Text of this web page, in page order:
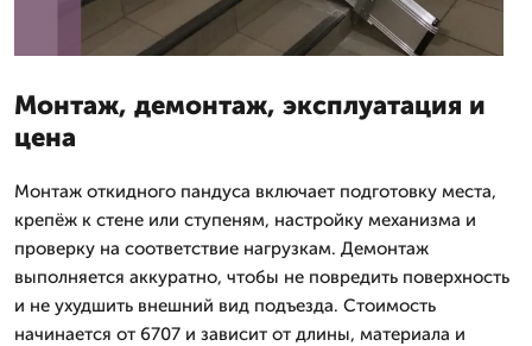
Монтаж, демонтаж, эксплуатация и
цена
Монтаж откидного пандуса включает подготовку места,
крепёж к стене или ступеням, настройку механизма и
проверку на соответствие нагрузкам. Демонтаж
выполняется аккуратно, чтобы не повредить поверхность
и не ухудшить внешний вид подъезда. Стоимость
начинается от 6707 и зависит от длины, материала и